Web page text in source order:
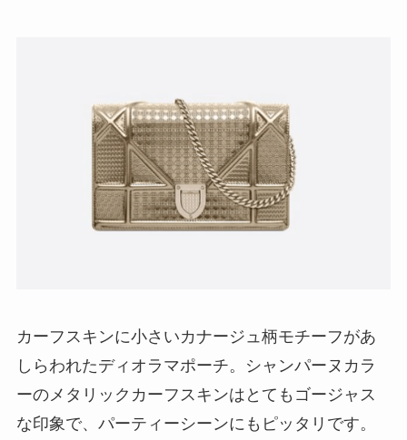
カーフスキンに小さいカナージュ柄モチーフがあ
しらわれたディオラマポーチ。シャンパーヌカラ
ーのメタリックカーフスキンはとてもゴージャス
な印象で、パーティーシーンにもピッタリです。